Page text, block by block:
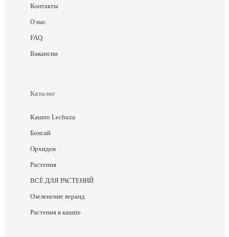
Контакты
О нас
FAQ
Вакансии
Каталог
Кашпо Lechuza
Бонсай
Орхидеи
Растения
ВСЁ ДЛЯ РАСТЕНИЙ
Озеленение веранд
Растения в кашпо